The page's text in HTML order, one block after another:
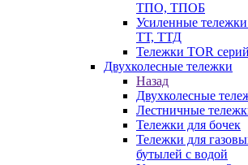
ТПО, ТПОБ
Усиленные
ТТ, ТТД
Тележки TOR
Двухколесные тележки
Назад
Двухколесные
Лестничные
Тележки для бочек
Тележки для
бутылей с водой